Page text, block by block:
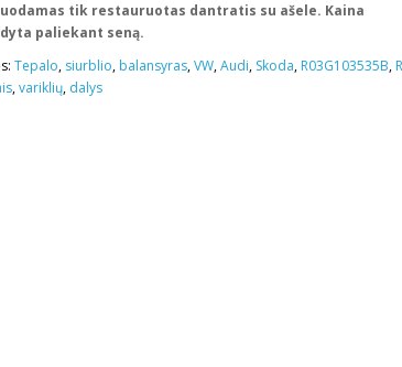
tik restauruotas dantratis su ašele. Kaina
paliekant seną.
Tepalo, siurblio, balansyras,VW,Audi, Skoda, R03G103535B,
,variklių, dalys